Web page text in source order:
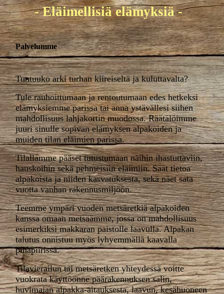
- Eläimellisiä elämyksiä -
Palvelumme
Tuntuuko arki turhan kiireiseltä ja kuluttavalta?
Tule rauhoittumaan ja rentoutumaan edes hetkeksi
elämyksiemme parissa tai anna ystävällesi siihen
mahdollisuus lahjakortin muodossa. Räätälöimme
juuri sinulle sopivan elämyksen alpakoiden ja
muiden tilan eläimien parissa.
Tilallamme pääset tutustumaan näihin ihastuttaviin,
hauskoihin sekä pehmeisiin eläimiin. Saat tietoa
alpakoista ja niiden kasvatuksesta, sekä näet sata
vuotta vanhan rakennusmiljöön.
Teemme ympäri vuoden metsäretkiä alpakoiden
kanssa omaan metsäämme, jossa on mahdollisuus
esimerkiksi makkaran paistolle laavulla. Alpakan
talutus onnistuu myös lyhyemmällä kaavalla
pihapiirissä.
Tilavierailun tai metsäretken yhteydessä voitte
vuokrata käyttöönne päärakennuksen salin,
huvimajan alpakka-aitauksesta, laavun, kesähuoneen